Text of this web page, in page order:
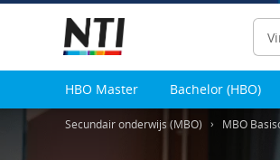
HBO Master Bachelor (HBO)
Secundair onderwijs (MBO) MBO